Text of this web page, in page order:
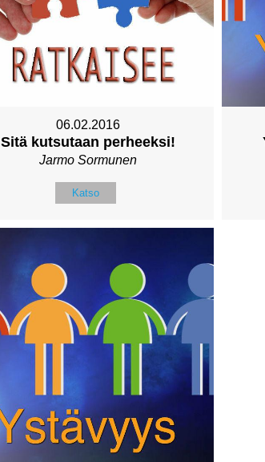
06.02.2016
Sitä kutsutaan perheeksi!
Jarmo Sormunen
Katso